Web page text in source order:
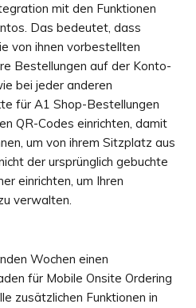
mit den Funktionen
Das bedeutet, dass
von ihnen vorbestellten
Bestellungen auf der Konto-
bei jeder anderen
für A1 Shop-Bestellungen
QR-Codes einrichten, damit
um von ihrem Sitzplatz aus
der ursprünglich gebuchte
einrichten, um Ihren
verwalten.
Wochen einen
für Mobile Onsite Ordering
zusätzlichen Funktionen in